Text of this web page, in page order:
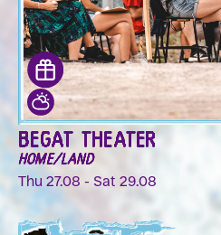
BEGAT THEATER
HOME/LAND
Thu 27.08 - Sat 29.08